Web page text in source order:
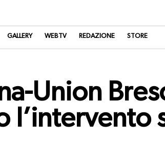
GALLERY WEBTV REDAZIONE STORE
Union